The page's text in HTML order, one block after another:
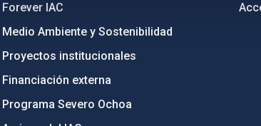
Forever IAC
Medio Ambiente y Sostenibilidad
Proyectos institucionales
Financiación externa
Programa Severo Ochoa